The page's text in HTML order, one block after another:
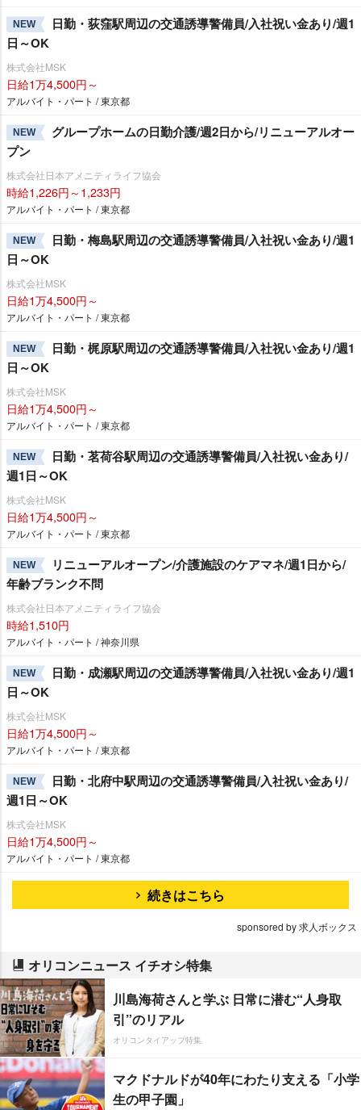
NEW
日勤・荻窪駅周辺の交通誘導警備員/入社祝い金あり/週1
日～OK
株式会社MSK
日給1万4,500円～
アルバイト・パート / 東京都
NEW
グループホームの日勤介護/週2日から/リニューアルオー
プン
株式会社日本アメニティライフ協会
時給1,226円～1,233円
アルバイト・パート / 東京都
NEW
日勤・梅島駅周辺の交通誘導警備員/入社祝い金あり/週1
日～OK
株式会社MSK
日給1万4,500円～
アルバイト・パート / 東京都
NEW
日勤・梶原駅周辺の交通誘導警備員/入社祝い金あり/週1
日～OK
株式会社MSK
日給1万4,500円～
アルバイト・パート / 東京都
NEW
日勤・茗荷谷駅周辺の交通誘導警備員/入社祝い金あり/
週1日～OK
株式会社MSK
日給1万4,500円～
アルバイト・パート / 東京都
NEW
リニューアルオープン/介護施設のケアマネ/週1日から/
年齢ブランク不問
株式会社日本アメニティライフ協会
時給1,510円
アルバイト・パート / 神奈川県
NEW
日勤・成瀬駅周辺の交通誘導警備員/入社祝い金あり/週1
日～OK
株式会社MSK
日給1万4,500円～
アルバイト・パート / 東京都
NEW
日勤・北府中駅周辺の交通誘導警備員/入社祝い金あり/
週1日～OK
株式会社MSK
日給1万4,500円～
アルバイト・パート / 東京都
続きはこちら
sponsored by 求人ボックス
オリコンニュース イチオシ特集
川島海荷さんと学ぶ 日常に潜む“人身取
引”のリアル
オリコンタイアップ特集
マクドナルドが40年にわたり支える「小学
生の甲子園」